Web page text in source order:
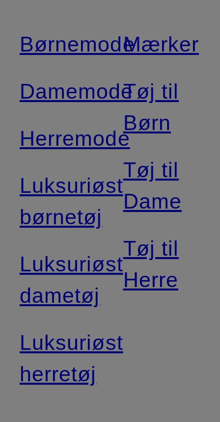
Børnemode
Damemode
Herremode
Luksuriøst
børnetøj
Luksuriøst
dametøj
Luksuriøst
herretøj
Mærker
Tøj til
Børn
Tøj til
Dame
Tøj til
Herre